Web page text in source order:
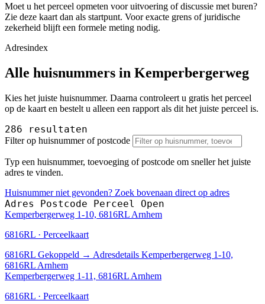
Moet u het perceel opmeten voor uitvoering of discussie met buren?
Zie deze kaart dan als startpunt. Voor exacte grens of juridische
zekerheid blijft een formele meting nodig.
Adresindex
Alle huisnummers in Kemperbergerweg
Kies het juiste huisnummer. Daarna controleert u gratis het perceel
op de kaart en bestelt u alleen een rapport als dit het juiste perceel is.
286 resultaten
Filter op huisnummer of postcode
Typ een huisnummer, toevoeging of postcode om sneller het juiste
adres te vinden.
Huisnummer niet gevonden? Zoek bovenaan direct op adres
Adres Postcode Perceel Open
Kemperbergerweg 1-10, 6816RL Arnhem
6816RL · Perceelkaart
6816RL Gekoppeld → Adresdetails Kemperbergerweg 1-10,
6816RL Arnhem
Kemperbergerweg 1-11, 6816RL Arnhem
6816RL · Perceelkaart